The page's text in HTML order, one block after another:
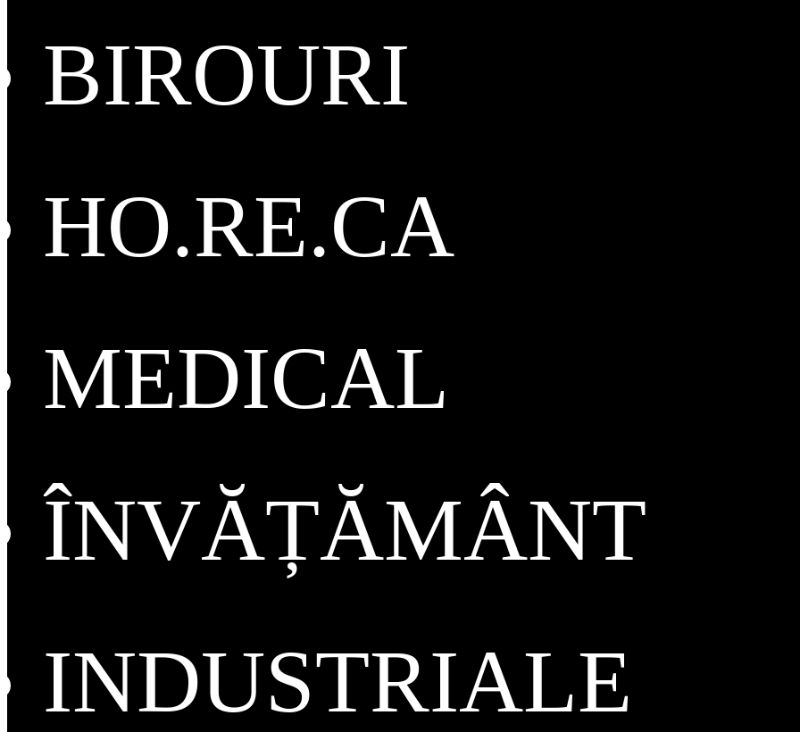
BIROURI
HO.RE.CA
MEDICAL
ÎNVĂȚĂMÂNT
INDUSTRIALE